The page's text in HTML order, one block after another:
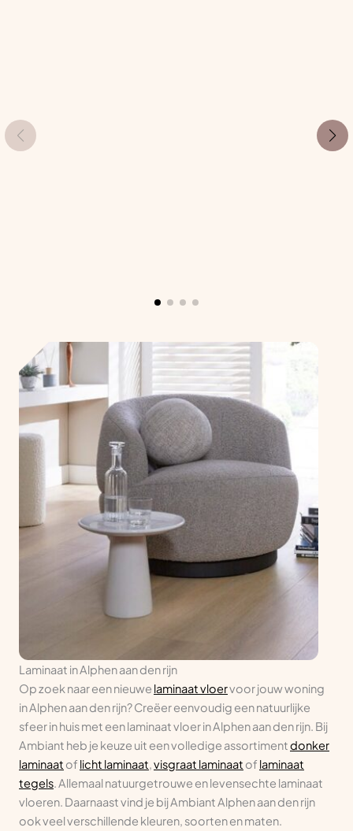
Laminaat in Alphen aan den rijn
Op zoek naar een nieuwe laminaat vloervoor jouw woning
in Alphen aan den rijn? Creëer eenvoudig een natuurlijke
sfeer in huis met een laminaat vloer in Alphen aan den rijn. Bij
Ambiant heb je keuze uit een volledige assortimentdonker
laminaat of licht laminaat,visgraat laminaat of laminaat
tegels. Allemaal natuurgetrouwe en levensechte laminaat
vloeren. Daarnaast vind je bij Ambiant Alphen aan den rijn
ook veel verschillende kleuren, soorten en maten.